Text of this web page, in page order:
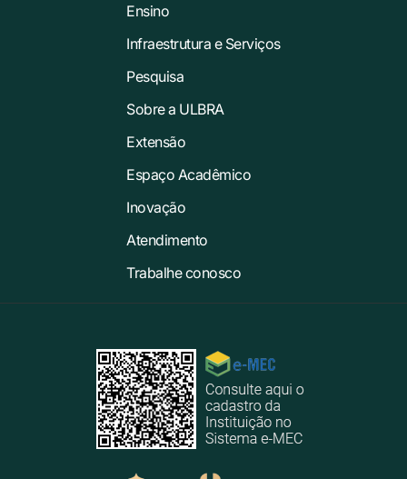
Ensino
Infraestrutura e Serviços
Pesquisa
Sobre a ULBRA
Extensão
Espaço Acadêmico
Inovação
Atendimento
Trabalhe conosco